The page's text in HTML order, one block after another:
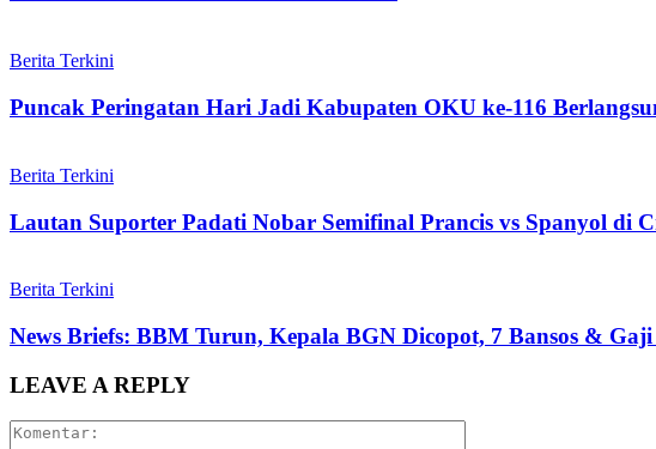
Berita Terkini
Puncak Peringatan Hari Jadi Kabupaten OKU ke-116
Berita Terkini
Lautan Suporter Padati Nobar Semifinal Prancis vs Spanyol di
Berita Terkini
News Briefs: BBM Turun, Kepala BGN Dicopot, 7 Bansos &
LEAVE A REPLY